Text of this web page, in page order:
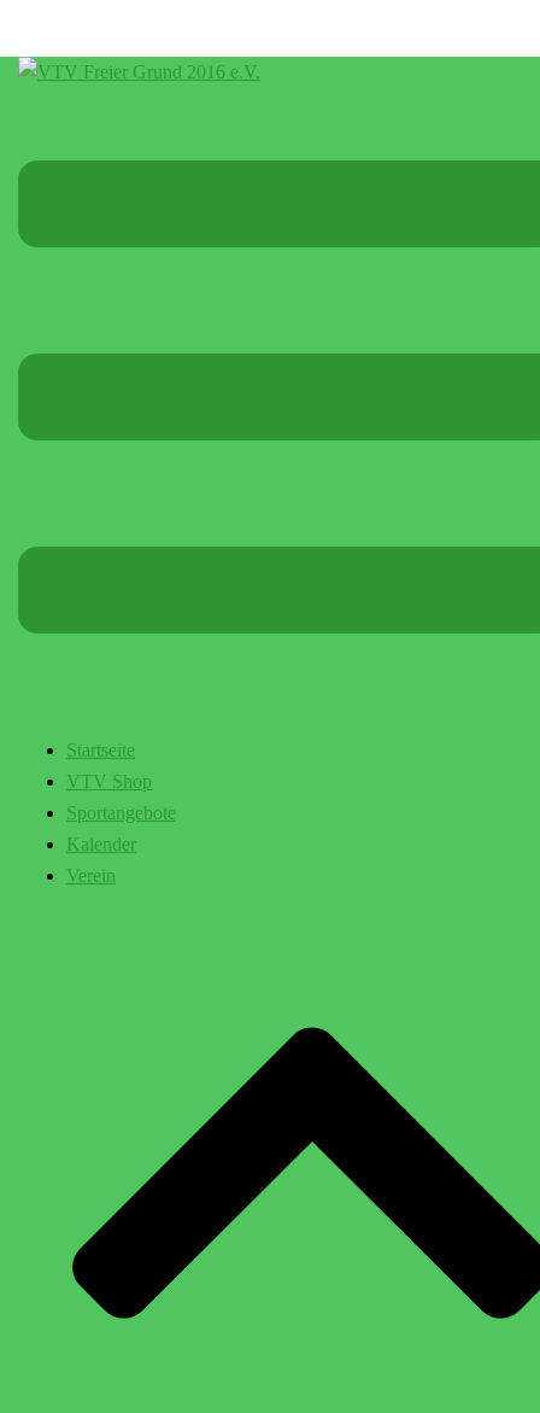
Startseite
VTV Shop
Sportangebote
Kalender
Verein